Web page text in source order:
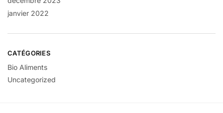
janvier 2022
CATÉGORIES
Bio Aliments
Uncategorized